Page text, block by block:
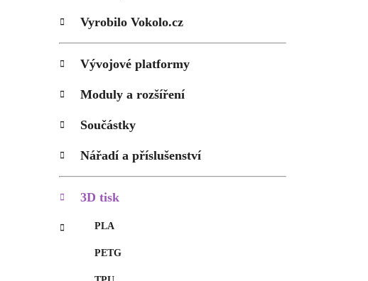
r
a
n
í
p
n
e
l
g
r
i
Vyrobilo Vokolo.cz
Vývojové platformy
Moduly a rozšíření
Součástky
Nářadí a příslušenství
3D tisk
PLA
PETG